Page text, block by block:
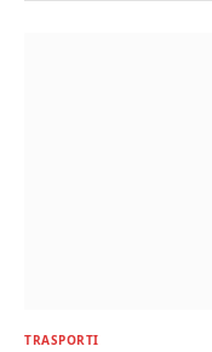
TRASPORTI